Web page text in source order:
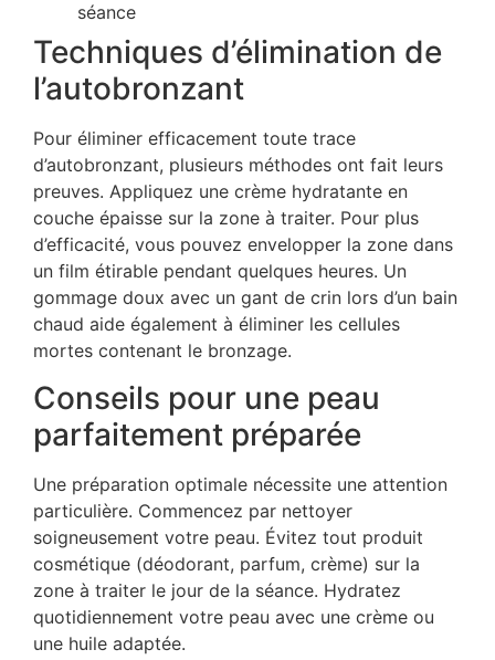
séance
Techniques d’élimination de
l’autobronzant
Pour éliminer efficacement toute trace
d’autobronzant, plusieurs méthodes ont fait leurs
preuves. Appliquez une crème hydratante en
couche épaisse sur la zone à traiter. Pour plus
d’efficacité, vous pouvez envelopper la zone dans
un film étirable pendant quelques heures. Un
gommage doux avec un gant de crin lors d’un bain
chaud aide également à éliminer les cellules
mortes contenant le bronzage.
Conseils pour une peau
parfaitement préparée
Une préparation optimale nécessite une attention
particulière. Commencez par nettoyer
soigneusement votre peau. Évitez tout produit
cosmétique (déodorant, parfum, crème) sur la
zone à traiter le jour de la séance. Hydratez
quotidiennement votre peau avec une crème ou
une huile adaptée.